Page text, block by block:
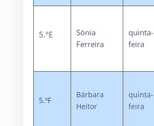
5.ºE
Sónia
Ferreira
quinta-
feira
5.ºF
Bárbara
Heitor
quinta-
feira